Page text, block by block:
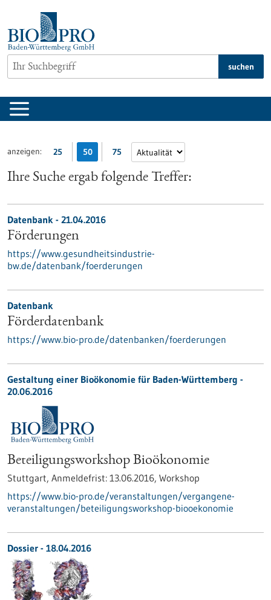
springen
suchen
anzeigen: 25 50 75
Ihre Suche ergab folgende Treffer:
Datenbank - 21.04.2016
Förderungen
https://www.gesundheitsindustrie-
bw.de/datenbank/foerderungen
Datenbank
Förderdatenbank
https://www.bio-pro.de/datenbanken/foerderungen
Gestaltung einer Bioökonomie für Baden-Württemberg -
20.06.2016
Beteiligungsworkshop Bioökonomie
Stuttgart, Anmeldefrist: 13.06.2016, Workshop
https://www.bio-pro.de/veranstaltungen/vergangene-
veranstaltungen/beteiligungsworkshop-biooekonomie
Dossier - 18.04.2016